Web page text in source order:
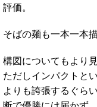
評価。
そばの麺も一本一本
構図についてもより
ただしインパクトと
よりも誇張するぐら